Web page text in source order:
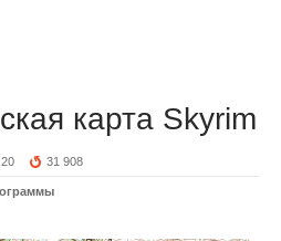
карта Skyrim
31 908